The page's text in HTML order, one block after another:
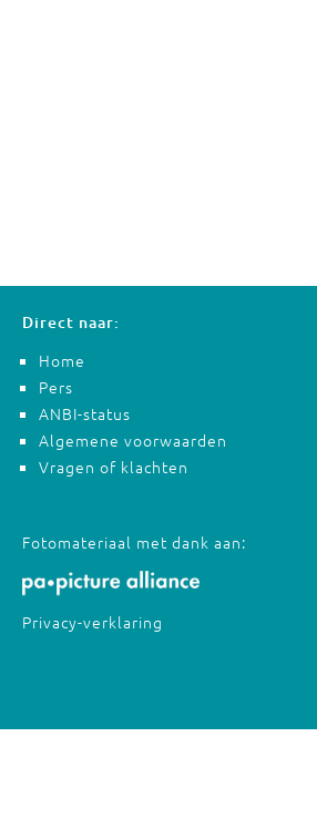
Direct naar:
Home
Pers
ANBI-status
Algemene voorwaarden
Vragen of klachten
Fotomateriaal met dank aan:
Privacy-verklaring